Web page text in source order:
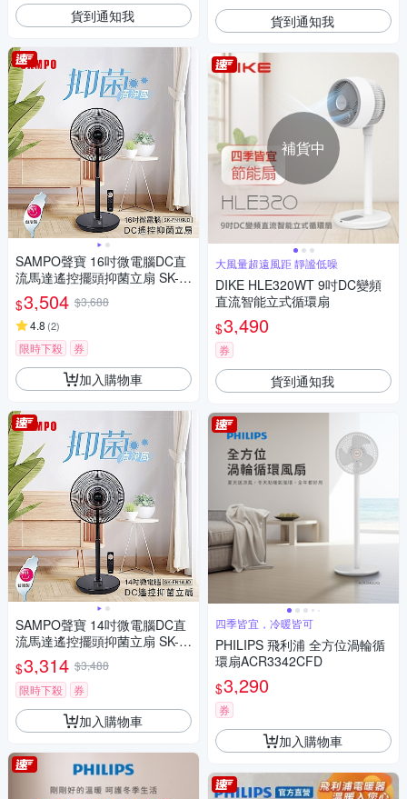
貨到通知我
SAMPO聲寶 16吋微電腦DC直
流馬達遙控擺頭抑菌立扇 SK-F
N16UD
$3,504 $3,688
4.8 (2)
限時下殺 券
加入購物車
SAMPO聲寶 14吋微電腦DC直
流馬達遙控擺頭抑菌立扇 SK-F
N14UD
$3,314 $3,488
限時下殺
券
加入購物車
貨到通知我
補貨中
大風量超遠風距 靜謐低噪
DIKE HLE320WT 9吋DC變頻
直流智能立式循環扇
$3,490
券
貨到通知我
四季皆宜，冷暖皆可
PHILIPS 飛利浦 全方位渦輪循
環扇ACR3342CFD
$3,290
券
加入購物車